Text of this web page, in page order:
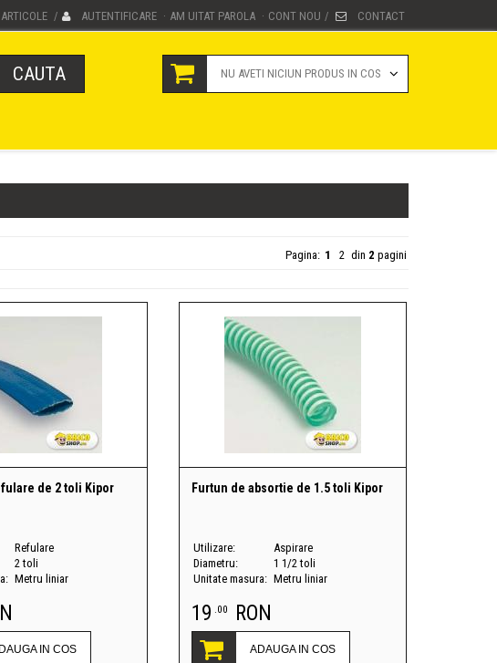
ARTICOLE / AUTENTIFICARE · AM UITAT PAROLA · CONT NOU / CONTACT
NU AVETI NICIUN PRODUS IN COS
Pagina: 1 2 din 2 pagini
de 2 toli Kipor
Refulare
2 toli
Metru liniar
IN COS
Furtun de absortie de 1.5 toli Kipor
Utilizare:
Aspirare
Diametru:
1 1/2 toli
Unitate masura: Metru liniar
19 .00 RON
ADAUGA IN COS